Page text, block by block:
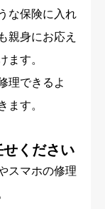
な保険に入れ
親身にお応え
ます。
理できるよ
ます。
ください
スマホの修理